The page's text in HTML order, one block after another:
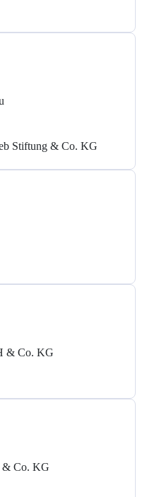
Stiftung & Co. KG
& Co. KG
& Co. KG